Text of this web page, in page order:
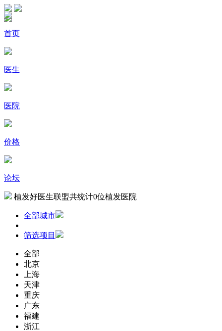
首页
医生
医院
价格
论坛
植发好医生联盟共统计0位植发医院
全部城市
筛选项目
全部
北京
上海
天津
重庆
广东
福建
浙江